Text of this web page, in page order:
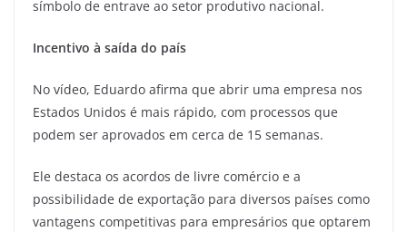
símbolo de entrave ao setor produtivo nacional.
Incentivo à saída do país
No vídeo, Eduardo afirma que abrir uma empresa nos
Estados Unidos é mais rápido, com processos que
podem ser aprovados em cerca de 15 semanas.
Ele destaca os acordos de livre comércio e a
possibilidade de exportação para diversos países como
vantagens competitivas para empresários que optarem